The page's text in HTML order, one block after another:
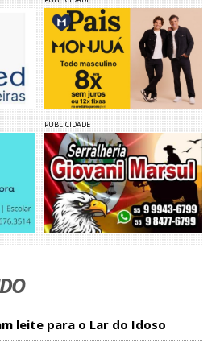
PUBLICIDADE
leite para o Lar do Idoso